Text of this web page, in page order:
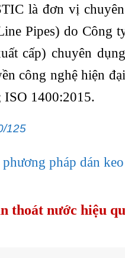
là đơn vị
Pipes) do Công
cấp) chuyên
công nghệ hiện
1400:2015.
125
pháp dán keo
thoát nước hiệu